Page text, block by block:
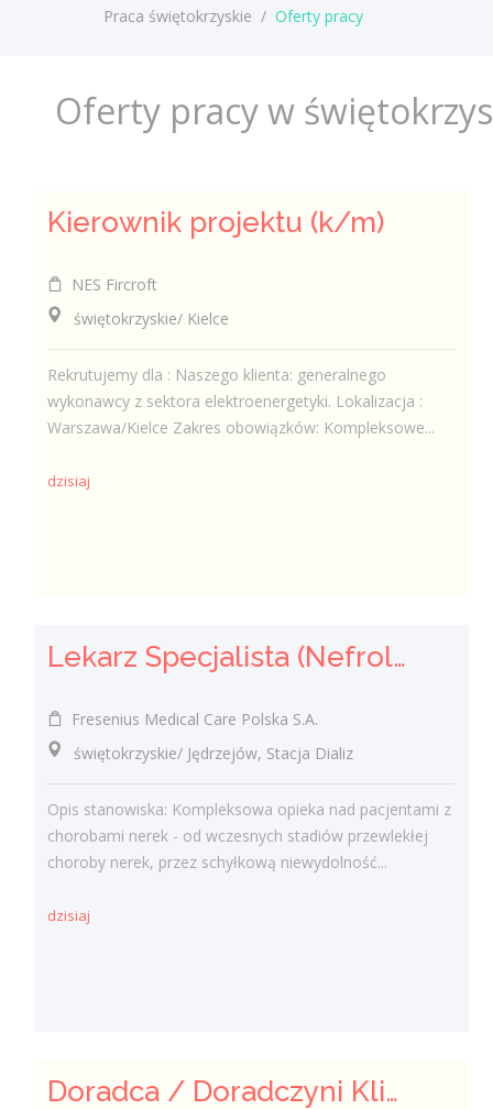
Praca świętokrzyskie / Oferty pracy
Oferty pracy w
Kierownik projektu (k/m)
NES Fircroft
świętokrzyskie/ Kielce
Rekrutujemy dla : Naszego klienta: generalnego
wykonawcy z sektora elektroenergetyki. Lokalizacja :
Warszawa/Kielce Zakres obowiązków: Kompleksowe...
dzisiaj
Lekarz Specjalista (Nefrolog / Internista) (K/M/N)
Fresenius Medical Care Polska S.A.
świętokrzyskie/ Jędrzejów, Stacja Dializ
Opis stanowiska: Kompleksowa opieka nad pacjentami z
chorobami nerek - od wczesnych stadiów przewlekłej
choroby nerek, przez schyłkową niewydolność...
dzisiaj
Doradca / Doradczyni Klienta (bankowość)